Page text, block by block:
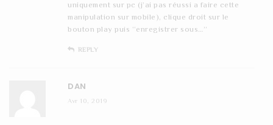
uniquement sur pc (j’ai pas réussi a faire cette
manipulation sur mobile), clique droit sur le
bouton play puis “enregistrer sous…”
REPLY
DAN
Avr 10, 2019